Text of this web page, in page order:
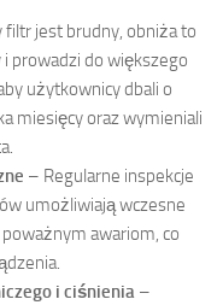
filtr jest brudny, obniża to
prowadzi do większego
użytkownicy dbali o
miesięcy oraz wymieniali
– Regularne inspekcje
umożliwiają wczesne
awariom, co
i ciśnienia –